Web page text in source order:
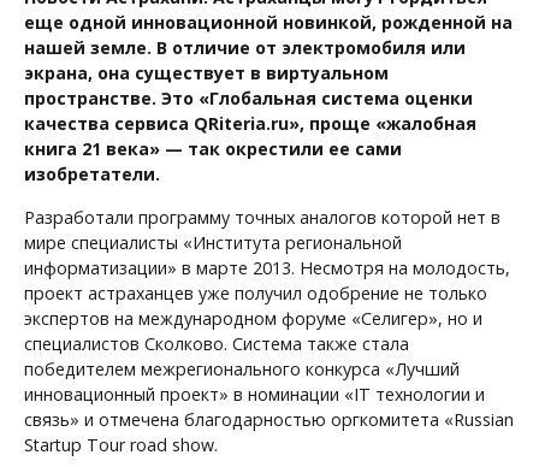
еще одной инновационной новинкой, рожденной на
нашей земле. В отличие от электромобиля или
экрана, она существует в виртуальном
пространстве. Это «Глобальная система оценки
качества сервиса QRiteria.ru», проще «жалобная
книга 21 века» — так окрестили ее сами
изобретатели.
Разработали программу точных аналогов которой нет в
мире специалисты «Института региональной
информатизации» в марте 2013. Несмотря на молодость,
проект астраханцев уже получил одобрение не только
экспертов на международном форуме «Селигер», но и
специалистов Сколково. Система также стала
победителем межрегионального конкурса «Лучший
инновационный проект» в номинации «IT технологии и
связь» и отмечена благодарностью оргкомитета «Russian
Startup Tour road show.